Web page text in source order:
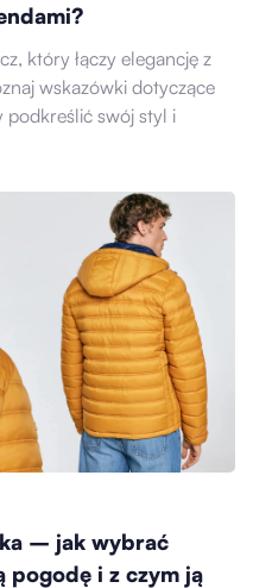
który łączy elegancję z
wskazówki dotyczące
podkreślić swój styl i
– jak wybrać
pogodę i z czym ją